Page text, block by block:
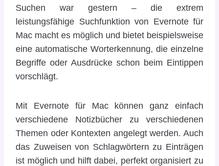
Suchen war gestern – die extrem
leistungsfähige Suchfunktion von Evernote für
Mac macht es möglich und bietet beispielsweise
eine automatische Worterkennung, die einzelne
Begriffe oder Ausdrücke schon beim Eintippen
vorschlägt.
Mit Evernote für Mac können ganz einfach
verschiedene Notizbücher zu verschiedenen
Themen oder Kontexten angelegt werden. Auch
das Zuweisen von Schlagwörtern zu Einträgen
ist möglich und hilft dabei, perfekt organisiert zu